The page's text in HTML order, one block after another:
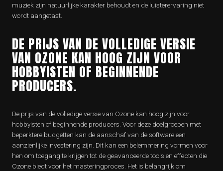
muziek zijn natuurlijke karakter behoudt en de luisterervaring niet
wordt aangetast.
DE PRIJS VAN DE VOLLEDIGE VERSIE
VAN OZONE KAN HOOG ZIJN VOOR
HOBBYISTEN OF BEGINNENDE
PRODUCERS.
De prijs van de volledige versie van Ozone kan hoog zijn voor
hobbyisten of beginnende producers. Voor deze doelgroepen met
beperktere budgetten kan de aanschaf van de software een
aanzienlijke investering zijn. Dit kan een belemmering vormen voor
hen om toegang te krijgen tot de geavanceerde tools en effecten die
Ozone biedt voor het masteringproces. Het is belangrijk om